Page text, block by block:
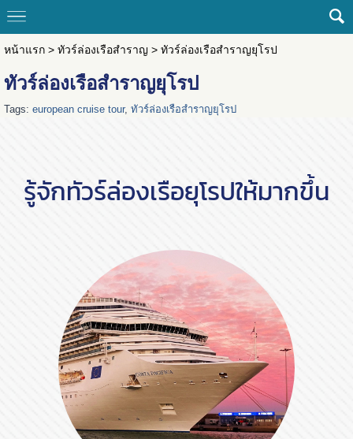
หน้าแรก> ทัวร์ล่องเรือสำราญ > ทัวร์ล่องเรือสำราญยุโรป
ทัวร์ล่องเรือสำราญยุโรป
Tags: european cruise tour, ทัวร์ล่องเรือสำราญยุโรป
รู้จักทัวร์ล่องเรือยุโรปให้มากขึ้น